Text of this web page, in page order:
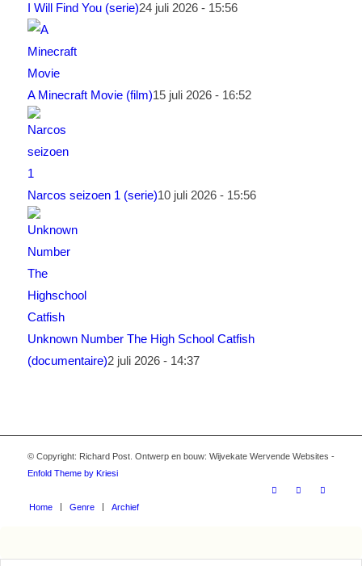
I Will Find You (serie)24 juli 2026 - 15:56
A Minecraft Movie (film)15 juli 2026 - 16:52
Narcos seizoen 1 (serie)10 juli 2026 - 15:56
Unknown Number The High School Catfish
(documentaire)2 juli 2026 - 14:37
© Copyright: Richard Post. Ontwerp en bouw: Wijvekate Wervende Websites -
Enfold Theme by Kriesi
Home Genre Archief